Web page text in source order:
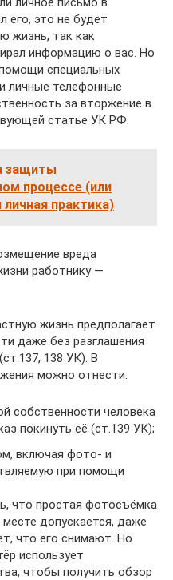
его, это не будет
жизнь, так как
информацию о вас. Но
специальных
личные телефонные
за вторжение в
статье УК РФ.
защиты
процессе (или
практика)
вреда
работнику —
жизнь предполагает
даже без разглашения
138 УК). В
можно отнести:
собственности человека
покинуть её (ст.139 УК);
включая фото- и
при помощи
что простая фотосъёмка
допускается, даже
что его снимают. Но
использует
чтобы получить обзор